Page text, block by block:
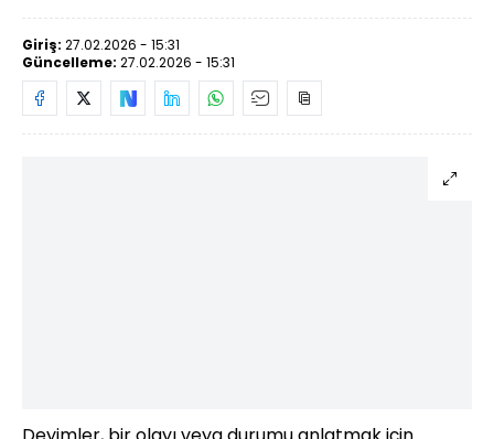
Giriş: 27.02.2026 - 15:31
Güncelleme: 27.02.2026 - 15:31